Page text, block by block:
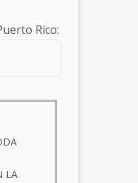
Rico:
LA